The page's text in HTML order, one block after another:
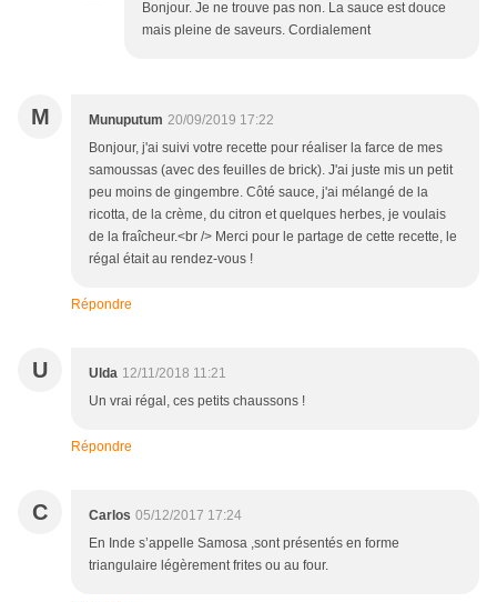
Bonjour. Je ne trouve pas non. La sauce est douce
mais pleine de saveurs. Cordialement
M Munuputum 20/09/2019 17:22
Bonjour, j'ai suivi votre recette pour réaliser la farce de mes
samoussas (avec des feuilles de brick). J'ai juste mis un petit
peu moins de gingembre. Côté sauce, j'ai mélangé de la
ricotta, de la crème, du citron et quelques herbes, je voulais
de la fraîcheur.<br /> Merci pour le partage de cette recette, le
régal était au rendez-vous !
Répondre
U Ulda 12/11/2018 11:21
Un vrai régal, ces petits chaussons !
Répondre
C Carlos 05/12/2017 17:24
En Inde s’appelle Samosa ,sont présentés en forme
triangulaire légèrement frites ou au four.